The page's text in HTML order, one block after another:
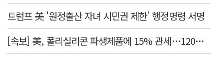
트럼프 美 '원정출산 자녀 시민권 제한' 행정명령 서명
[속보] 美, 폴리실리콘 파생제품에 15% 관세…120일 뒤 발효